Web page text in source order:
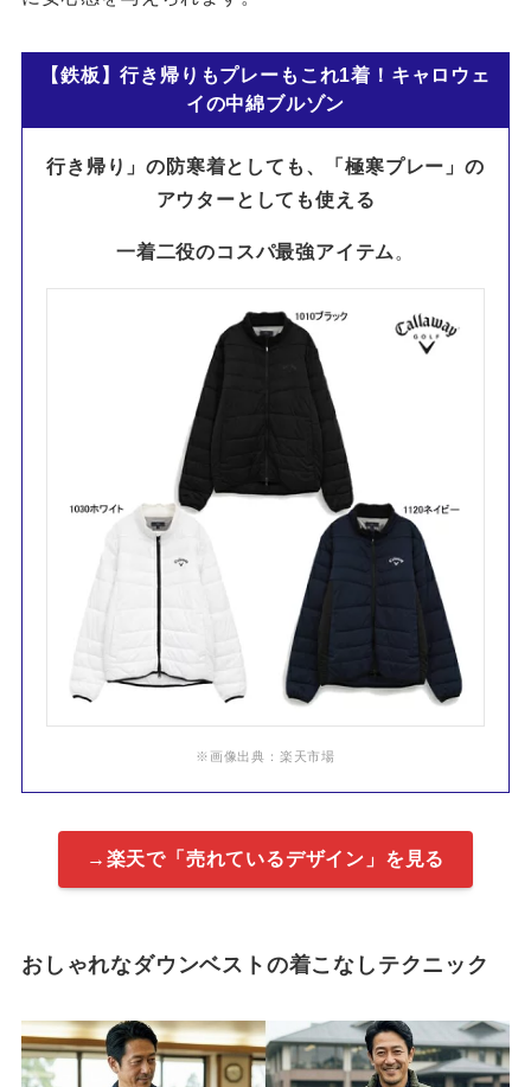
【鉄板】行き帰りもプレーもこれ1着！キャロウェ
イの中綿ブルゾン
行き帰り」の防寒着としても、「極寒プレー」の
アウターとしても使える
一着二役のコスパ最強アイテム 。
※画像出典：楽天市場
→楽天で「売れているデザイン」を見る
おしゃれなダウンベストの着こなしテクニック